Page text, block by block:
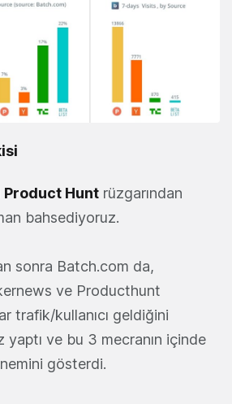
Product Hunt rüzgarından
bahsediyoruz.
sonra Batch.com da,
ve Producthunt
trafik/kullanıcı geldiğini
yaptı ve bu 3 mecranın içinde
gösterdi.